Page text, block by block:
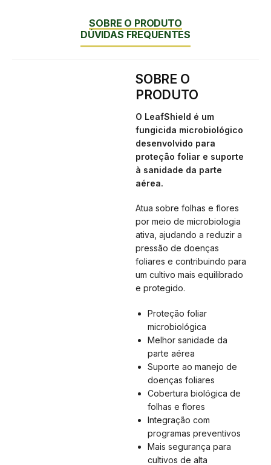
SOBRE O PRODUTO
DÚVIDAS FREQUENTES
SOBRE O
PRODUTO
O LeafShield é um
fungicida microbiológico
desenvolvido para
proteção foliar e suporte
à sanidade da parte
aérea.
Atua sobre folhas e flores
por meio de microbiologia
ativa, ajudando a reduzir a
pressão de doenças
foliares e contribuindo para
um cultivo mais equilibrado
e protegido.
Proteção foliar
microbiológica
Melhor sanidade da
parte aérea
Suporte ao manejo de
doenças foliares
Cobertura biológica de
folhas e flores
Integração com
programas preventivos
Mais segurança para
cultivos de alta